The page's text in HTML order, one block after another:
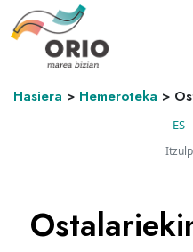
Hasiera > Hemeroteka >
ES